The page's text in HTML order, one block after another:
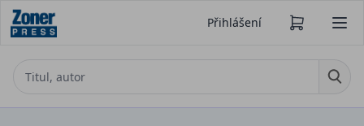
Přihlášení